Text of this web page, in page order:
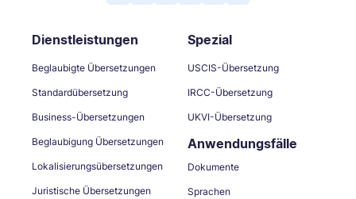
Dienstleistungen
Beglaubigte Übersetzungen
Standardübersetzung
Business-Übersetzungen
Beglaubigung Übersetzungen
Lokalisierungsübersetzungen
Juristische Übersetzungen
Spezial
USCIS-Übersetzung
IRCC-Übersetzung
UKVI-Übersetzung
Anwendungsfälle
Dokumente
Sprachen